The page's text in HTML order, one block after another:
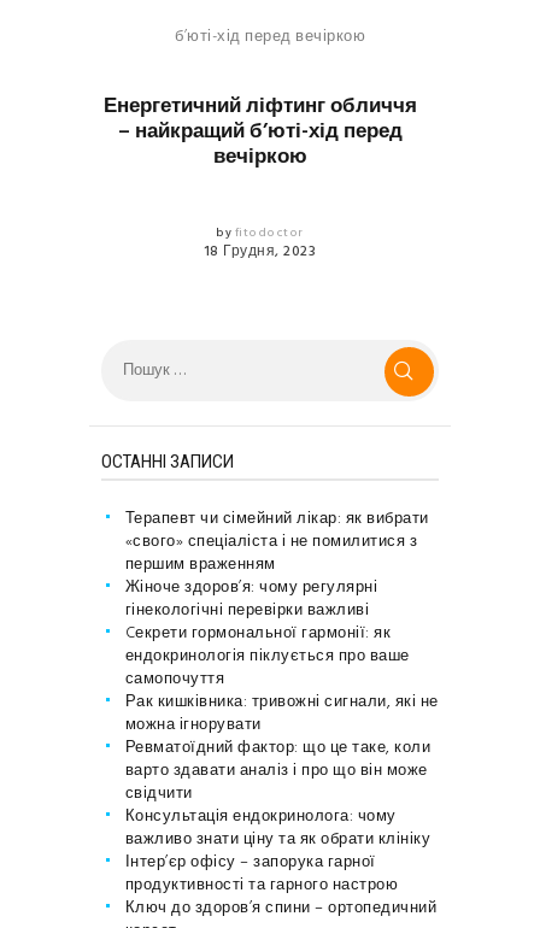
Енергетичний ліфтинг обличчя
– найкращий б’юті-хід перед
вечіркою
by fitodoctor
18 Грудня, 2023
ОСТАННІ ЗАПИСИ
Терапевт чи сімейний лікар: як вибрати
«свого» спеціаліста і не помилитися з
першим враженням
Жіноче здоров’я: чому регулярні
гінекологічні перевірки важливі
Cекрети гормональної гармонії: як
ендокринологія піклується про ваше
самопочуття
Рак кишківника: тривожні сигнали, які не
можна ігнорувати
Ревматоїдний фактор: що це таке, коли
варто здавати аналіз і про що він може
свідчити
Консультація ендокринолога: чому
важливо знати ціну та як обрати клініку
Інтер’єр офісу – запорука гарної
продуктивності та гарного настрою
Ключ до здоров’я спини – ортопедичний